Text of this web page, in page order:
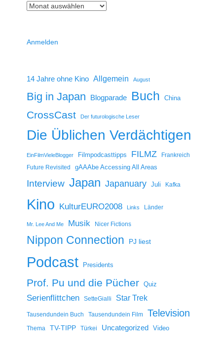
Anmelden
14 Jahre ohne Kino Allgemein August
Big in Japan Blogparade Buch China
CrossCast Der futurologische Leser
Die Üblichen Verdächtigen
EinFilmVieleBlogger Filmpodcasttipps FILMZ
Frankreich
Future Revisited
gAAAbe Accessing All Areas
Interview Japan Japanuary Juli Kafka
Kino KulturEURO2008 Links Länder
Mr. Lee And Me Musik Nicer Fictions
Nippon Connection PJ liest
Podcast Presidents
Prof. Pu und die Pücher Quiz
Serienflittchen SetteGialli Star Trek
Tausendundein Buch Tausendundein Film Television
Thema TV-TIPP Türkei Uncategorized Video